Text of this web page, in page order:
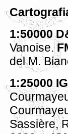
1:50000
Vanoise.
del M.
1:25000
Sassière,